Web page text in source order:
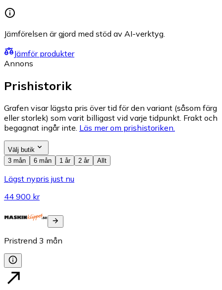
Jämförelsen är gjord med stöd av AI-verktyg.
Jämför produkter
Annons
Prishistorik
Grafen visar lägsta pris över tid för den variant (såsom färg
eller storlek) som varit billigast vid varje tidpunkt. Frakt och
begagnat ingår inte. Läs mer om prishistoriken.
Välj butik
3 mån
6 mån 1 år 2 år Allt
Lägst nypris just nu
44 900 kr
Pristrend 3 mån